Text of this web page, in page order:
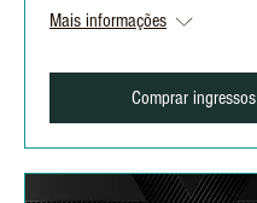
Mais informações
Comprar ingressos